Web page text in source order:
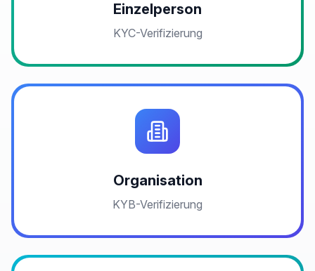
Einzelperson
KYC-Verifizierung
Organisation
KYB-Verifizierung